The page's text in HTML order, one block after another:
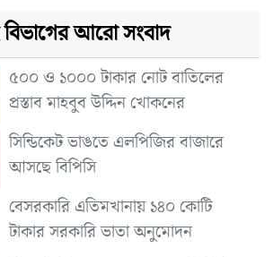
আরো সংবাদ
৫০০ ও ১০০০ টাকার নোট বাতিলের
প্রস্তাব মাহবুব উদ্দিন খোকনের
সিন্ডিকেট ভাঙতে এলপিজির বাজারে
আসছে বিপিসি
বেসরকারি এতিমখানায় ১৪০ কোটি
টাকার সরকারি ভাতা অনুমোদন